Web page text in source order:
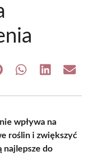
Share Share Share
wpływa na
roślin i zwiększyć
najlepsze do